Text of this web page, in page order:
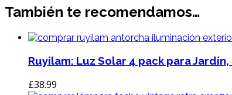
También te recomendamos…
Ruyilam: Luz Solar 4 pack para
£38.99